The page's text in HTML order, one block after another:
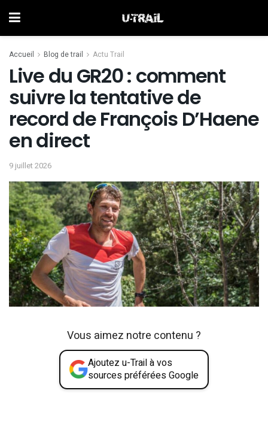
Accueil Blog de trail Actu Trail
Live du GR20 : comment
suivre la tentative de
record de François D’Haene
en direct
9 juillet 2026
Vous aimez notre contenu ?
Ajoutez u-Trail à vos
sources préférées Google